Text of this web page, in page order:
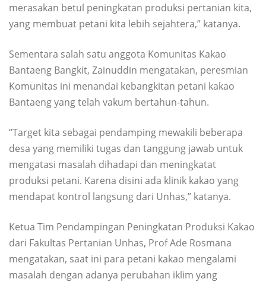
merasakan betul peningkatan produksi pertanian kita,
yang membuat petani kita lebih sejahtera,” katanya.
Sementara salah satu anggota Komunitas Kakao
Bantaeng Bangkit, Zainuddin mengatakan, peresmian
Komunitas ini menandai kebangkitan petani kakao
Bantaeng yang telah vakum bertahun-tahun.
“Target kita sebagai pendamping mewakili beberapa
desa yang memiliki tugas dan tanggung jawab untuk
mengatasi masalah dihadapi dan meningkatat
produksi petani. Karena disini ada klinik kakao yang
mendapat kontrol langsung dari Unhas,” katanya.
Ketua Tim Pendampingan Peningkatan Produksi Kakao
dari Fakultas Pertanian Unhas, Prof Ade Rosmana
mengatakan, saat ini para petani kakao mengalami
masalah dengan adanya perubahan iklim yang